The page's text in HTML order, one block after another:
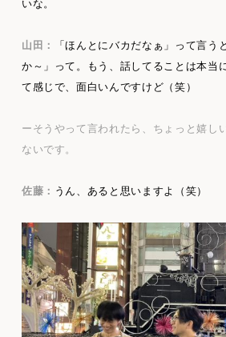
いな。
山田：
「ほんとにバカだなぁ」って言う
か～」って。もう、話してることは本当
て感じで、面白いんですけど（笑）
ーそうやって言われたら、ちょっと嬉し
ないです。
佐藤： うん、あると思いますよ（笑）